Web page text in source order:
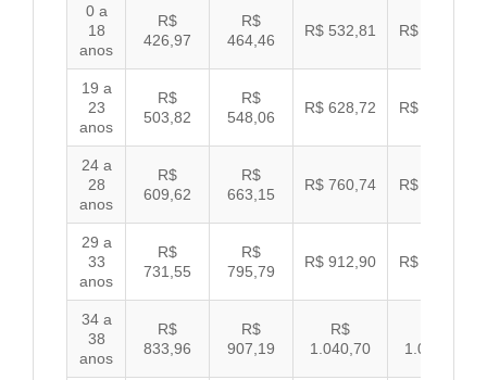
0 a
18
anos
R$
426,97
R$
464,46
R$ 532,81 R$ 549,06
19 a
23
anos
R$
503,82
R$
548,06
R$ 628,72 R$ 647,89
24 a
28
anos
R$
609,62
R$
663,15
R$ 760,74 R$ 783,94
29 a
33
anos
R$
731,55
R$
795,79
R$ 912,90 R$ 940,74
34 a
38
anos
R$
833,96
R$
907,19
R$
1.040,70
1.072,43